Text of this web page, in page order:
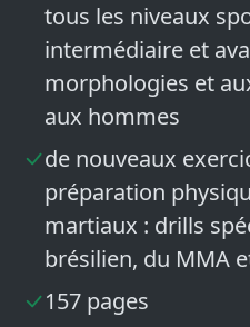
tous les niveaux
intermédiaire et
morphologies et
aux hommes
de nouveaux
préparation
martiaux : drills
brésilien, du MMA
157 pages